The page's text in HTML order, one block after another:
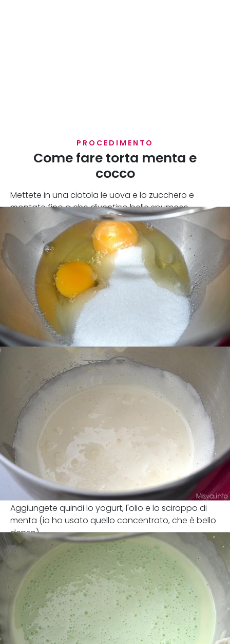
PROCEDIMENTO
Come fare torta menta e
cocco
Mettete in una ciotola le uova e lo zucchero e
montate fino a che diventino belle spumose.
Aggiungete quindi lo yogurt, l'olio e lo sciroppo di
menta (io ho usato quello concentrato, che è bello
denso).